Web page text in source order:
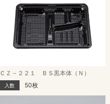
ＣＺ－２２１ ＢＳ黒本体（Ｎ）
入数 50枚